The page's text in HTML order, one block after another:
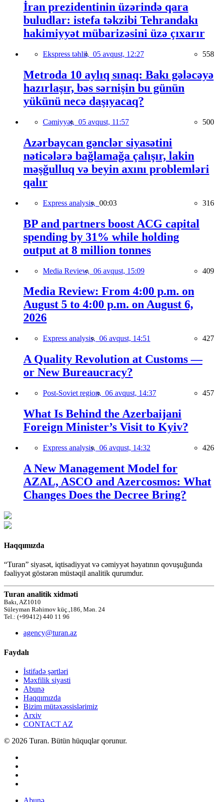
İran prezidentinin üzərində qara
buludlar: istefa təkzibi Tehrandakı
hakimiyyət mübarizəsini üzə çıxarır
Ekspress təhlil, 05 avqust, 12:27 558
Metroda 10 aylıq sınaq: Bakı gələcəyə
hazırlaşır, bəs sərnişin bu günün
yükünü necə daşıyacaq?
Cəmiyyət, 05 avqust, 11:57 500
Azərbaycan gənclər siyasətini
nəticələrə bağlamağa çalışır, lakin
məşğulluq və beyin axını problemləri
qalır
Express analysis, 00:03 316
BP and partners boost ACG capital
spending by 31% while holding
output at 8 million tonnes
Media Review, 06 avqust, 15:09 409
Media Review: From 4:00 p.m. on
August 5 to 4:00 p.m. on August 6,
2026
Express analysis, 06 avqust, 14:51 427
A Quality Revolution at Customs —
or New Bureaucracy?
Post-Soviet region, 06 avqust, 14:37 457
What Is Behind the Azerbaijani
Foreign Minister’s Visit to Kyiv?
Express analysis, 06 avqust, 14:32 426
A New Management Model for
AZAL, ASCO and Azercosmos: What
Changes Does the Decree Bring?
Haqqımızda
“Turan” siyasət, iqtisadiyyat və cəmiyyət həyatının qovuşuğunda
fəaliyyət göstərən müstəqil analitik qurumdur.
Turan analitik xidməti
Bakı, AZ1010
Süleyman Rəhimov küç.,186, Mən. 24
Tel.: (+99412) 440 11 96
agency@turan.az
Faydalı
İstifadə şərtləri
Məxfilik siyasti
Abunə
Haqqımızda
Bizim mütəxəssislərimiz
Arxiv
CONTACT AZ
© 2026 Turan. Bütün hüquqlar qorunur.
Abunə